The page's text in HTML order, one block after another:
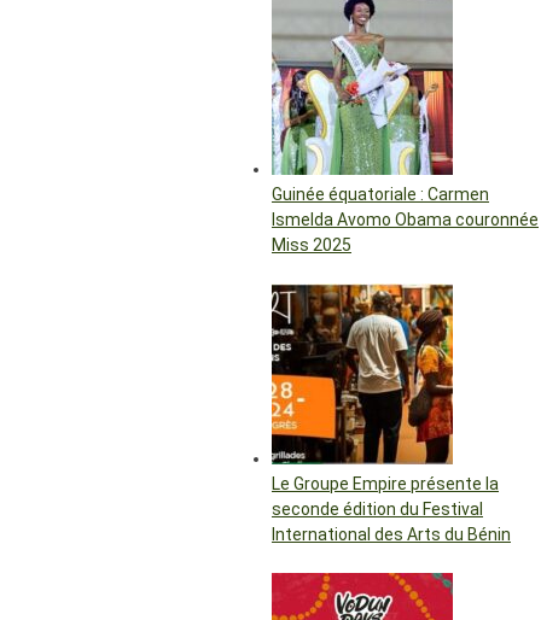
Guinée équatoriale : Carmen
Ismelda Avomo Obama couronnée
Miss 2025
Le Groupe Empire présente la
seconde édition du Festival
International des Arts du Bénin